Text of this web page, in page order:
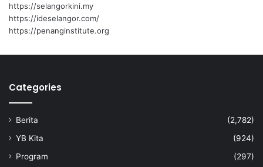
e
b
a
a
k
a
https://selangorkini.my
https://ideselangor.com/
https://penanginstitute.org
Categories
Berita
(2,782)
YB Kita
(924)
Program
(297)